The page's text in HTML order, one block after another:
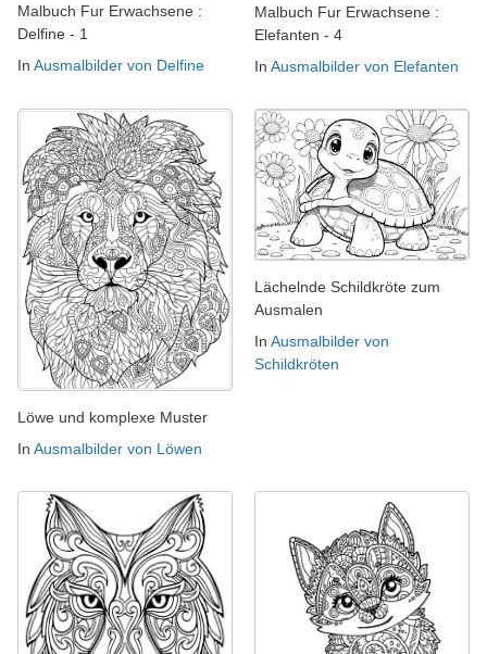
Malbuch Fur Erwachsene :
Delfine - 1
In Ausmalbilder von Delfine
Malbuch Fur Erwachsene :
Elefanten - 4
In Ausmalbilder von Elefanten
Löwe und komplexe Muster
In Ausmalbilder von Löwen
Lächelnde Schildkröte zum
Ausmalen
In Ausmalbilder von
Schildkröten